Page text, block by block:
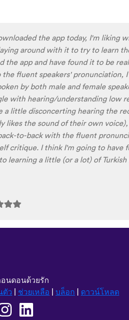
you are literally the only app
!!!!! I recently took a DNA test and
African roots and it’s so hard to
Swahili on the internet and the
the fact that you have So many
of you, I’ll be able to learn Lingala,
x10000000 ! And your games are
words that you suggest offer a
to the language :) perfect for
add Ewe , Fon and Akan in the
of Benin, Togo and Ghana
ตัว|ช่วยเหลือ